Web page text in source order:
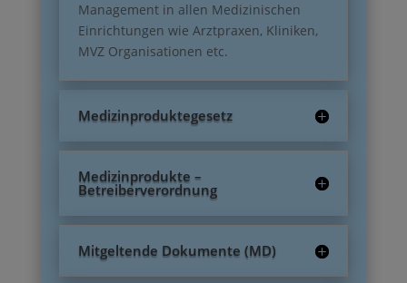
Management in allen Medizinischen
Einrichtungen wie Arztpraxen, Kliniken,
MVZ Organisationen etc.
Medizinproduktegesetz
Medizinprodukte –
Betreiberverordnung
Mitgeltende Dokumente (MD)